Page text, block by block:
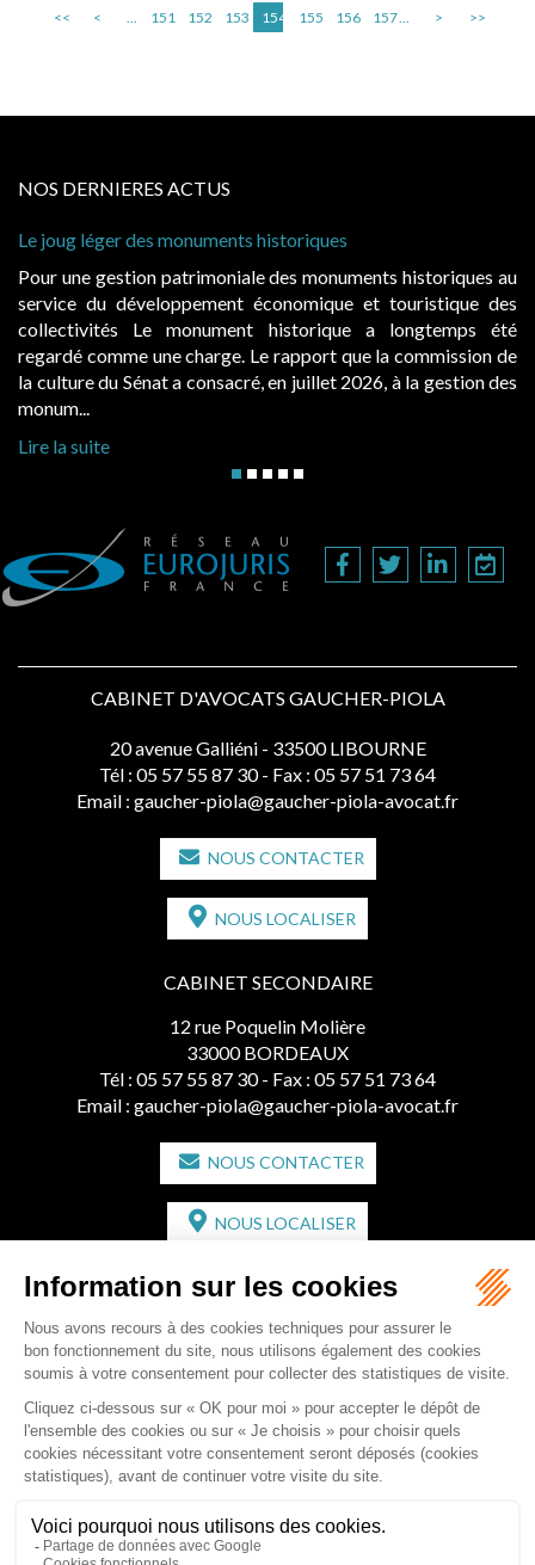
<< < ... 151 152 153 154 155 156 157... > >>
NOS DERNIERES ACTUS
historiques
des monuments historiques au
économique et touristique des
historique a longtemps été
Le rapport que la commission de
en juillet 2026, à la gestion des
Cabines de plage : le juge
Evocatrices des bains de
également un beau sujet
public, elles donnent lieu
d’occupation. Saisies par
CABINET D'AVOCATS GAUCHER-PIOLA
20 avenue Galliéni - 33500 LIBOURNE
Tél : 05 57 55 87 30 - Fax : 05 57 51 73 64
Email : gaucher-piola@gaucher-piola-avocat.fr
NOUS CONTACTER
NOUS LOCALISER
CABINET SECONDAIRE
12 rue Poquelin Molière
33000 BORDEAUX
Tél : 05 57 55 87 30 - Fax : 05 57 51 73 64
Email : gaucher-piola@gaucher-piola-avocat.fr
NOUS CONTACTER
NOUS LOCALISER
CABINET SECONDAIRE
2 bis Avenue de l'Europe
33350 ST MAGNE-DE-CASTILLON
Tél :05 57 55 87 30 - Fax : 05 57 51 73 64
Email :gaucher-piola@gaucher-piola-avocat.fr
NOUS CONTACTER
NOUS LOCALISER